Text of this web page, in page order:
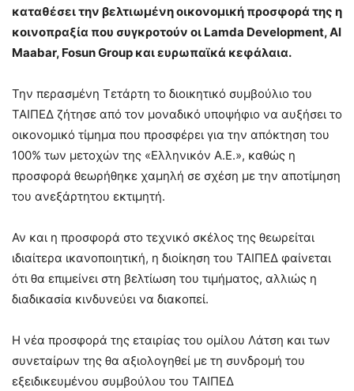
καταθέσει την βελτιωμένη οικονομική προσφορά της η
κοινοπραξία που συγκροτούν οι Lamda Development, Al
Maabar, Fosun Group και ευρωπαϊκά κεφάλαια.
Την περασμένη Τετάρτη το διοικητικό συμβούλιο του
ΤΑΙΠΕΔ ζήτησε από τον μοναδικό υποψήφιο να αυξήσει το
οικονομικό τίμημα που προσφέρει για την απόκτηση του
100% των μετοχών της «Ελληνικόν Α.Ε.», καθώς η
προσφορά θεωρήθηκε χαμηλή σε σχέση με την αποτίμηση
του ανεξάρτητου εκτιμητή.
Αν και η προσφορά στο τεχνικό σκέλος της θεωρείται
ιδιαίτερα ικανοποιητική, η διοίκηση του ΤΑΙΠΕΔ φαίνεται
ότι θα επιμείνει στη βελτίωση του τιμήματος, αλλιώς η
διαδικασία κινδυνεύει να διακοπεί.
Η νέα προσφορά της εταιρίας του ομίλου Λάτση και των
συνεταίρων της θα αξιολογηθεί με τη συνδρομή του
εξειδικευμένου συμβούλου του ΤΑΙΠΕΔ